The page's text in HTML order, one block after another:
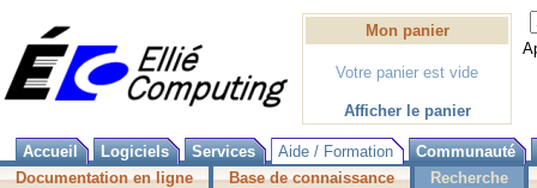
Mon panier
Votre panier est vide
Afficher le panier
Accueil Logiciels Services Aide / Formation
Communauté
Documentation en ligne
Base de connaissance Recherche